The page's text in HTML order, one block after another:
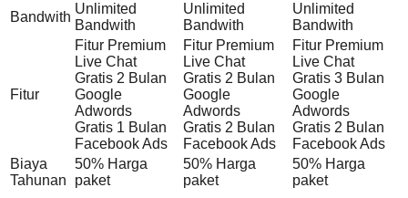
Bandwith
Unlimited
Bandwith
Unlimited
Bandwith
Unlimited
Bandwith
Fitur
Fitur Premium
Live Chat
Gratis 2 Bulan
Google
Adwords
Gratis 1 Bulan
Facebook Ads
Fitur Premium
Live Chat
Gratis 2 Bulan
Google
Adwords
Gratis 2 Bulan
Facebook Ads
Fitur Premium
Live Chat
Gratis 3 Bulan
Google
Adwords
Gratis 2 Bulan
Facebook Ads
Biaya
Tahunan
50% Harga
paket
50% Harga
paket
50% Harga
paket